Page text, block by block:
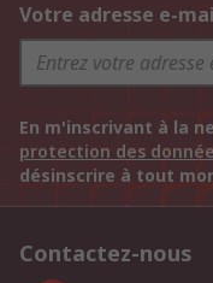
Votre adresse e-
En m'inscrivant à la
protection des
désinscrire à tout
Contactez-nous